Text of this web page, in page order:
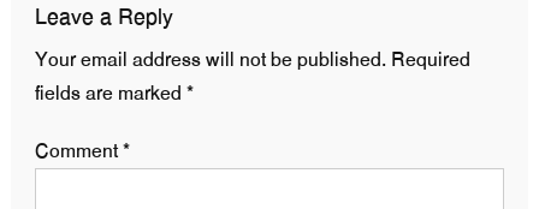
Leave a Reply
Your email address will not be published. Required
fields are marked *
Comment*